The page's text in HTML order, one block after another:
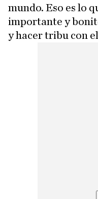
mundo. Eso es lo
importante y
y hacer tribu con